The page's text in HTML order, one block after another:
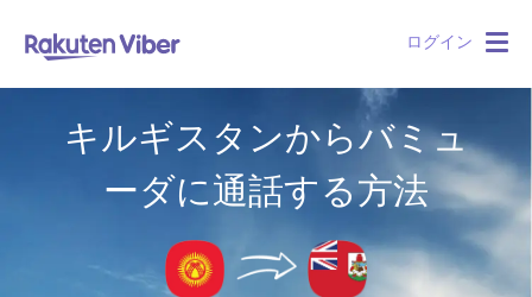
ログイン
キルギスタンからバミュ
ーダに通話する方法